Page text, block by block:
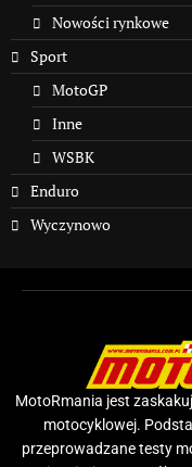
Nowości rynkowe
Sport
MotoGP
Inne
WSBK
Enduro
Wyczynowo
MotoRmania jest
motocyklowej.
przeprowadzane testy